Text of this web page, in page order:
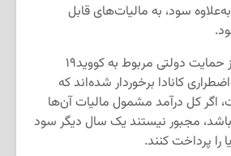
اول، به‌علاوه سود، به مالیات‌های قابل
در ضمن کسانی که از حمایت دولتی مربوط به کووید۱۹
کانادا برخوردار شده‌اند که
اگر کل درآمد مشمول مالیات آن‌ها
باشد، مجبور نیستند یک سال دیگر سود
را پرداخت کنند.